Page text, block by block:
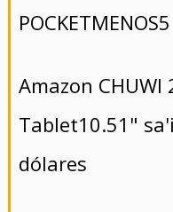
POCKETMENOS5
Amazon CHUWI
Tablet10.51"
dólares